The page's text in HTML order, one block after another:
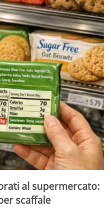
al supermercato:
scaffale